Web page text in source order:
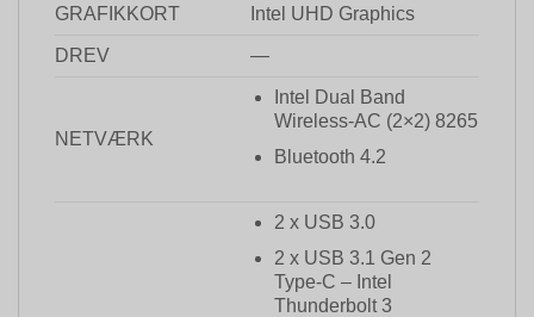
GRAFIKKORT Intel UHD Graphics
DREV —
NETVÆRK
Intel Dual Band
Wireless-AC (2×2) 8265
Bluetooth 4.2
2 x USB 3.0
2 x USB 3.1 Gen 2
Type-C – Intel
Thunderbolt 3